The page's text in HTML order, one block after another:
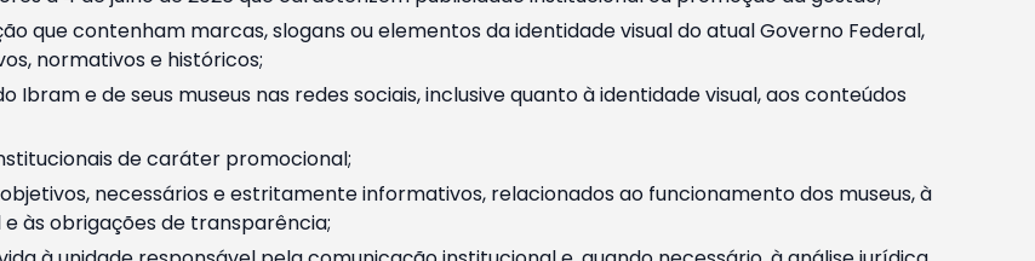
que contenham marcas, slogans ou elementos da identidade visual do atual Governo Federal,
normativos e históricos;
e de seus museus nas redes sociais, inclusive quanto à identidade visual, aos conteúdos
de caráter promocional;
necessários e estritamente informativos, relacionados ao funcionamento dos museus, à
às obrigações de transparência;